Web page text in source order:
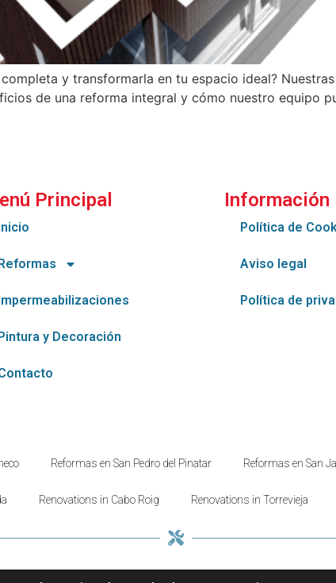
y transformarla en tu espacio ideal?
de una reforma integral y cómo nuestro equipo
Principal
y Decoración
Información
Política de
Aviso legal
Política de
Reformas en San Pedro del Pinatar Reformas en San
Renovations in Cabo Roig Renovations in Torrevieja